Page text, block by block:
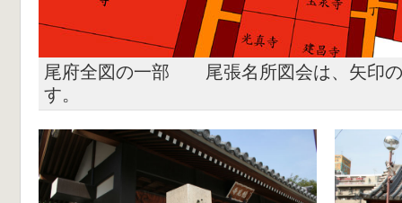
尾府全図の一部 尾張名所図会は、矢印の
す。